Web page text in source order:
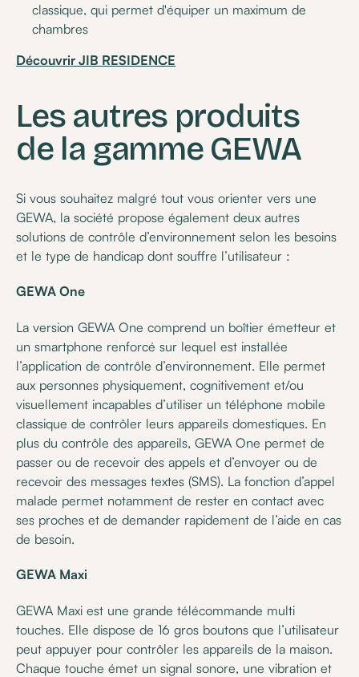
classique, qui permet d'équiper un maximum de
chambres
Découvrir JIB RESIDENCE
Les autres produits
de la gamme GEWA
Si vous souhaitez malgré tout vous orienter vers une
GEWA, la société propose également deux autres
solutions de contrôle d’environnement selon les besoins
et le type de handicap dont souffre l’utilisateur :
GEWA One
La version GEWA One comprend un boîtier émetteur et
un smartphone renforcé sur lequel est installée
l’application de contrôle d’environnement. Elle permet
aux personnes physiquement, cognitivement et/ou
visuellement incapables d’utiliser un téléphone mobile
classique de contrôler leurs appareils domestiques. En
plus du contrôle des appareils, GEWA One permet de
passer ou de recevoir des appels et d’envoyer ou de
recevoir des messages textes (SMS). La fonction d’appel
malade permet notamment de rester en contact avec
ses proches et de demander rapidement de l’aide en cas
de besoin.
GEWA Maxi
GEWA Maxi est une grande télécommande multi
touches. Elle dispose de 16 gros boutons que l’utilisateur
peut appuyer pour contrôler les appareils de la maison.
Chaque touche émet un signal sonore, une vibration et